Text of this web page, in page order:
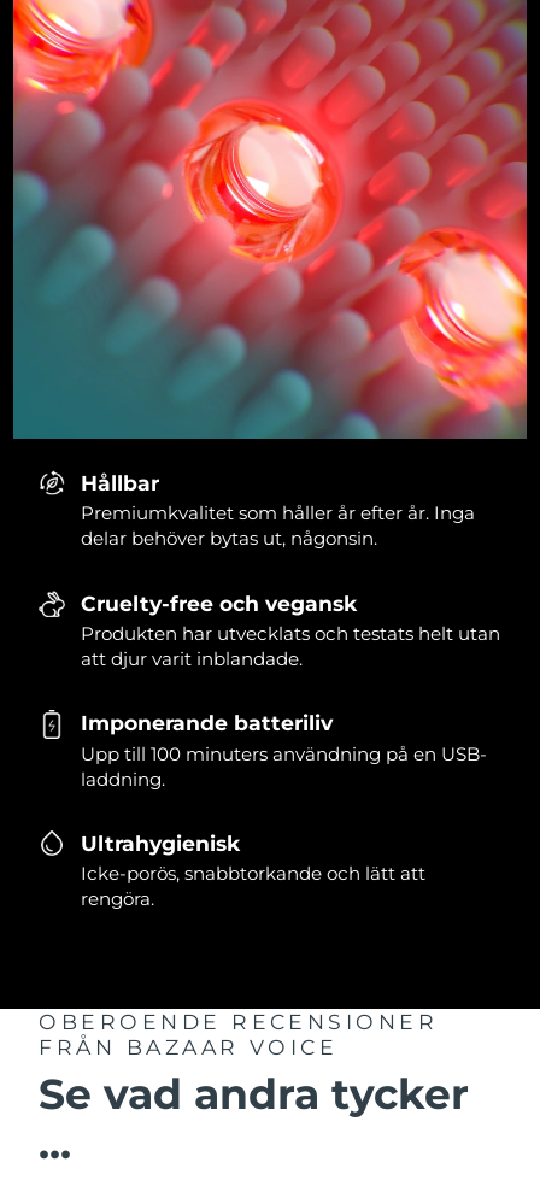
Hållbar
Premiumkvalitet som håller år efter år. Inga
delar behöver bytas ut, någonsin.
Cruelty-free och vegansk
Produkten har utvecklats och testats helt utan
att djur varit inblandade.
Imponerande batteriliv
Upp till 100 minuters användning på en USB-
laddning.
Ultrahygienisk
Icke-porös, snabbtorkande och lätt att
rengöra.
OBEROENDE RECENSIONER
FRÅN BAZAAR VOICE
Se vad andra tycker
...